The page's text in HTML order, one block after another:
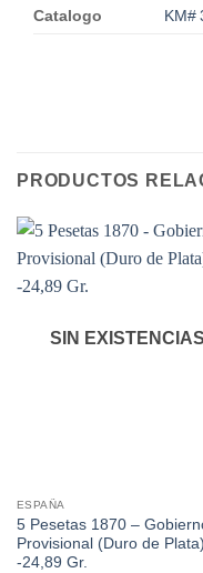
Catalogo KM#
PRODUCTOS
SIN EXISTENCIAS
ESPAÑA
5 Pesetas 1870 –
Provisional (Duro de Plata)
-24,89 Gr.